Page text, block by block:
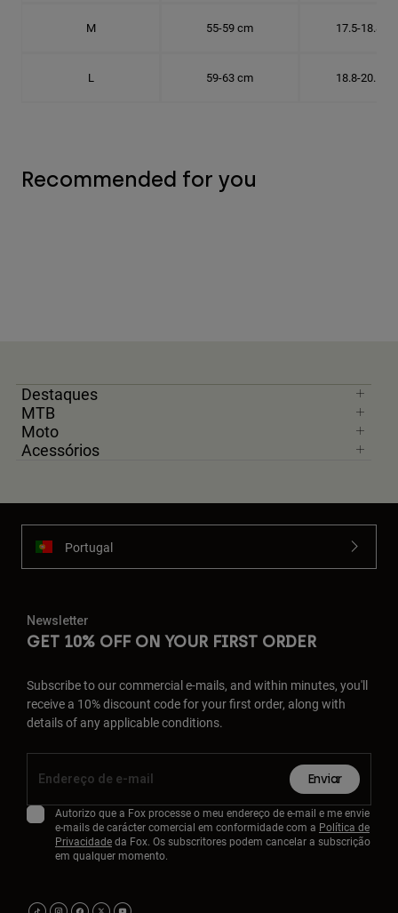
M 55-59 cm 17.5-18.8
L 59-63 cm 18.8-20.1
Recommended for you
Destaques
MTB
Moto
Acessórios
Portugal
Newsletter
GET 10% OFF ON YOUR FIRST ORDER
Subscribe to our commercial e-mails, and within minutes, you'll
receive a 10% discount code for your first order, along with
details of any applicable conditions.
Enviar
Autorizo que a Fox processe o meu endereço de e-mail e me envie
e-mails de carácter comercial em conformidade com a Política de
Privacidadeda Fox. Os subscritores podem cancelar a subscrição
em qualquer momento.